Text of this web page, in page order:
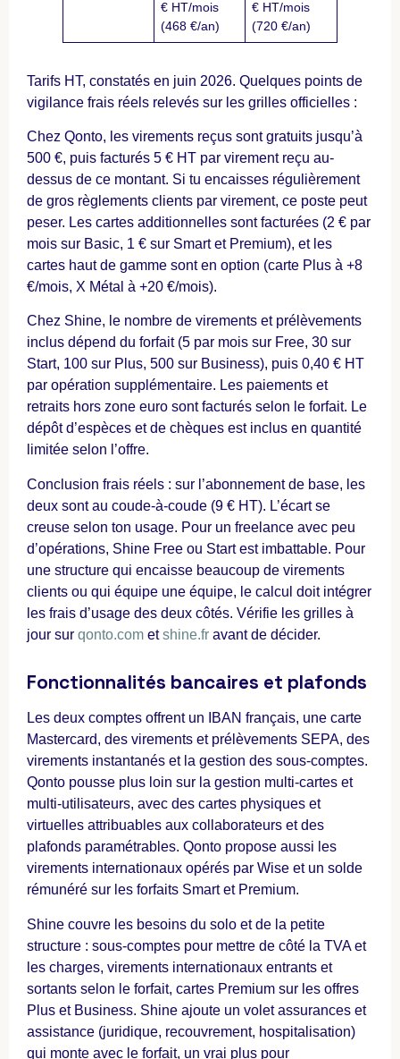
€ HT/mois
(468 €/an)
€ HT/mois
(720 €/an)
Tarifs HT, constatés en juin 2026. Quelques points de
vigilance frais réels relevés sur les grilles officielles :
Chez Qonto, les virements reçus sont gratuits jusqu’à
500 €, puis facturés 5 € HT par virement reçu au-
dessus de ce montant. Si tu encaisses régulièrement
de gros règlements clients par virement, ce poste peut
peser. Les cartes additionnelles sont facturées (2 € par
mois sur Basic, 1 € sur Smart et Premium), et les
cartes haut de gamme sont en option (carte Plus à +8
€/mois, X Métal à +20 €/mois).
Chez Shine, le nombre de virements et prélèvements
inclus dépend du forfait (5 par mois sur Free, 30 sur
Start, 100 sur Plus, 500 sur Business), puis 0,40 € HT
par opération supplémentaire. Les paiements et
retraits hors zone euro sont facturés selon le forfait. Le
dépôt d’espèces et de chèques est inclus en quantité
limitée selon l’offre.
Conclusion frais réels : sur l’abonnement de base, les
deux sont au coude-à-coude (9 € HT). L’écart se
creuse selon ton usage. Pour un freelance avec peu
d’opérations, Shine Free ou Start est imbattable. Pour
une structure qui encaisse beaucoup de virements
clients ou qui équipe une équipe, le calcul doit intégrer
les frais d’usage des deux côtés. Vérifie les grilles à
jour sur qonto.com etshine.fr avant de décider.
Fonctionnalités bancaires et plafonds
Les deux comptes offrent un IBAN français, une carte
Mastercard, des virements et prélèvements SEPA, des
virements instantanés et la gestion des sous-comptes.
Qonto pousse plus loin sur la gestion multi-cartes et
multi-utilisateurs, avec des cartes physiques et
virtuelles attribuables aux collaborateurs et des
plafonds paramétrables. Qonto propose aussi les
virements internationaux opérés par Wise et un solde
rémunéré sur les forfaits Smart et Premium.
Shine couvre les besoins du solo et de la petite
structure : sous-comptes pour mettre de côté la TVA et
les charges, virements internationaux entrants et
sortants selon le forfait, cartes Premium sur les offres
Plus et Business. Shine ajoute un volet assurances et
assistance (juridique, recouvrement, hospitalisation)
qui monte avec le forfait, un vrai plus pour